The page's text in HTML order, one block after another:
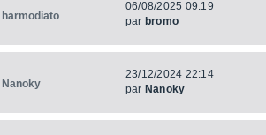
harmodiato
06/08/2025 09:19
par bromo
Nanoky
23/12/2024 22:14
par Nanoky